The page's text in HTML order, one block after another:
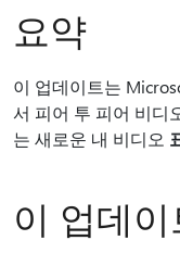
요약​​
이 업데이트는
서 피어 투 피어 비디
는 새로운 내 비디오
이 업데